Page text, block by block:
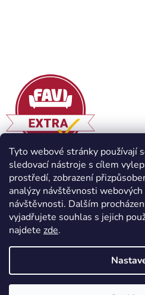
Tyto webové stránky používají
sledovací nástroje s cílem
prostředí, zobrazení
analýzy návštěvnosti
návštěvnosti. Dalším
vyjadřujete souhlas s jejich
najdete zde.
Copyright 2026Havlíček